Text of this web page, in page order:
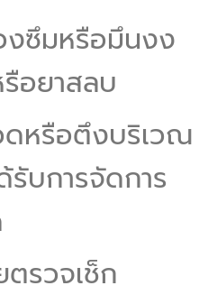
ซึมหรือมึนงง
อยาสลบ
ดหรือตึงบริเวณ
รับการจัดการ
รวจเช็ก